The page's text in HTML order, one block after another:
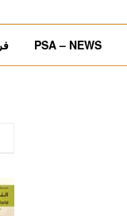
PSA – NEWS